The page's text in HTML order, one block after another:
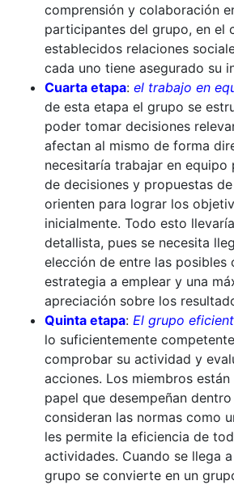
comprensión y colaboración
participantes del grupo, en el
establecidos relaciones
cada uno tiene asegurado su
Cuarta etapa: el trabajo en
de esta etapa el grupo se
poder tomar decisiones
afectan al mismo de forma
necesitaría trabajar en equipo
de decisiones y propuestas
orienten para lograr los
inicialmente. Todo esto
detallista, pues se necesita
elección de entre las posibles
estrategia a emplear y una
apreciación sobre los
Quinta etapa: El grupo
lo suficientemente
comprobar su actividad y
acciones. Los miembros
papel que desempeñan
consideran las normas como
les permite la eficiencia de
actividades. Cuando se llega
grupo se convierte en un